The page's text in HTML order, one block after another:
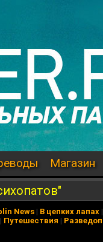
Магазин
News | В цепких лапах |
| Путешествия |